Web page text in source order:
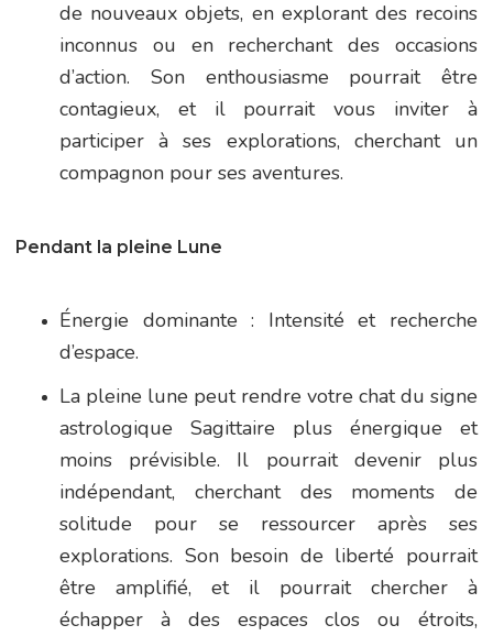
de nouveaux objets, en explorant des recoins
inconnus ou en recherchant des occasions
d’action. Son enthousiasme pourrait être
contagieux, et il pourrait vous inviter à
participer à ses explorations, cherchant un
compagnon pour ses aventures.
Pendant la pleine Lune
Énergie dominante : Intensité et recherche
d’espace.
La pleine lune peut rendre votre chat du signe
astrologique Sagittaire plus énergique et
moins prévisible. Il pourrait devenir plus
indépendant, cherchant des moments de
solitude pour se ressourcer après ses
explorations. Son besoin de liberté pourrait
être amplifié, et il pourrait chercher à
échapper à des espaces clos ou étroits,